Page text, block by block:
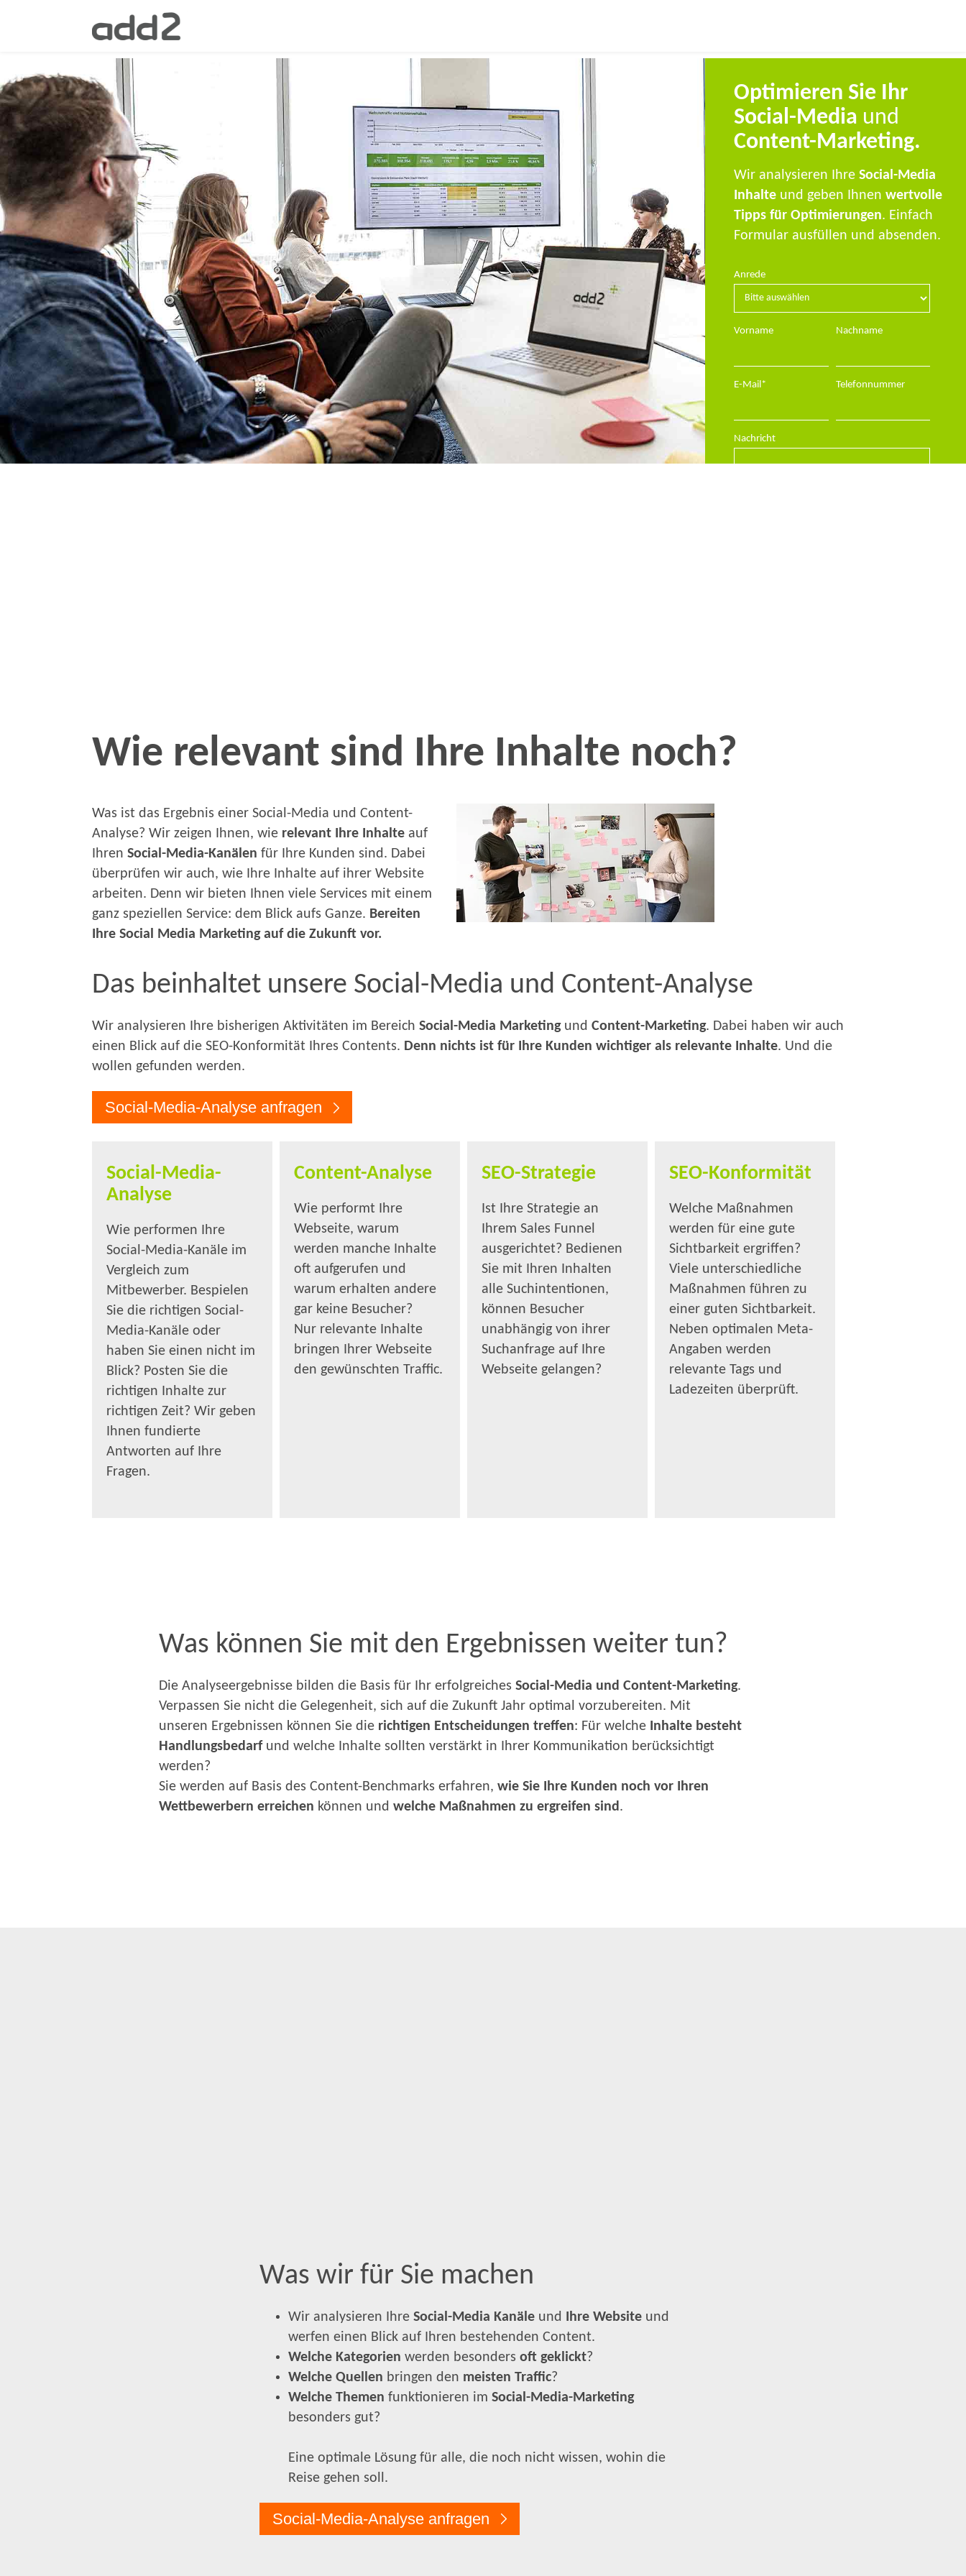
Optimieren Sie Ihr
Social-Media und
Content-Marketing.
Wir analysieren IhreSocial-Media
Inhalte und geben Ihnenwertvolle
Tipps für Optimierungen. Einfach
Formular ausfüllen und absenden.
Anrede
Vorname Nachname
E-Mail* Telefonnummer
Nachricht
Wie relevant sind Ihre Inhalte noch?
Was ist das Ergebnis einer Social-Media und Content-
Analyse? Wir zeigen Ihnen, wie relevant Ihre Inhalte auf
Ihren Social-Media-Kanälen für Ihre Kunden sind. Dabei
überprüfen wir auch, wie Ihre Inhalte auf ihrer Website
arbeiten. Denn wir bieten Ihnen viele Services mit einem
ganz speziellen Service: dem Blick aufs Ganze. Bereiten
Ihre Social Media Marketingauf die Zukunft vor.
Das beinhaltet unsere Social-Media und Content-Analyse
Wir analysieren Ihre bisherigen Aktivitäten im Bereich Social-Media Marketingund Content-Marketing. Dabei haben wir auch
einen Blick auf die SEO-Konformität Ihres Contents. Denn nichts ist für Ihre Kunden wichtiger als relevante Inhalte. Und die
wollen gefunden werden.
Social-Media-Analyse anfragen
Social-Media-
Analyse
Wie performen Ihre
Social-Media-Kanäle im
Vergleich zum
Mitbewerber. Bespielen
Sie die richtigen Social-
Media-Kanäle oder
haben Sie einen nicht im
Blick? Posten Sie die
richtigen Inhalte zur
richtigen Zeit? Wir geben
Ihnen fundierte
Antworten auf Ihre
Fragen.
Content-Analyse
Wie performt Ihre
Webseite, warum
werden manche Inhalte
oft aufgerufen und
warum erhalten andere
gar keine Besucher?
Nur relevante Inhalte
bringen Ihrer Webseite
den gewünschten Traffic.
SEO-Strategie
Ist Ihre Strategie an
Ihrem Sales Funnel
ausgerichtet? Bedienen
Sie mit Ihren Inhalten
alle Suchintentionen,
können Besucher
unabhängig von ihrer
Suchanfrage auf Ihre
Webseite gelangen?
SEO-Konformität
Welche Maßnahmen
werden für eine gute
Sichtbarkeit ergriffen?
Viele unterschiedliche
Maßnahmen führen zu
einer guten Sichtbarkeit.
Neben optimalen Meta-
Angaben werden
relevante Tags und
Ladezeiten überprüft.
Was können Sie mit den Ergebnissen weiter tun?
Die Analyseergebnisse bilden die Basis für Ihr erfolgreiches Social-Media und Content-Marketing.
Verpassen Sie nicht die Gelegenheit, sich auf die Zukunft Jahr optimal vorzubereiten. Mit
unseren Ergebnissen können Sie die richtigen Entscheidungen treffen: Für welche Inhalte besteht
Handlungsbedarfund welche Inhalte sollten verstärkt in Ihrer Kommunikation berücksichtigt
werden?
Sie werden auf Basis des Content-Benchmarks erfahren, wie Sie Ihre Kunden noch vor Ihren
Wettbewerbern erreichen können und welche Maßnahmen zu ergreifen sind .
Was wir für Sie machen
Wir analysieren IhreSocial-Media Kanäle und Ihre Website und
werfen einen Blick auf Ihren bestehenden Content.
Welche Kategorien werden besondersoft geklickt?
Welche Quellen bringen den meisten Traffic?
Welche Themen funktionieren imSocial-Media-Marketing
besonders gut?
Eine optimale Lösung für alle, die noch nicht wissen, wohin die
Reise gehen soll.
Social-Media-Analyse anfragen